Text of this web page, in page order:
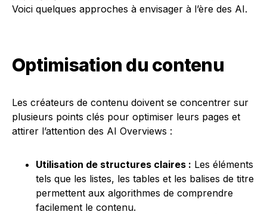
Voici quelques approches à envisager à l’ère des AI.
Optimisation du contenu
Les créateurs de contenu doivent se concentrer sur
plusieurs points clés pour optimiser leurs pages et
attirer l’attention des AI Overviews :
Utilisation de structures claires : Les éléments
tels que les listes, les tables et les balises de titre
permettent aux algorithmes de comprendre
facilement le contenu.